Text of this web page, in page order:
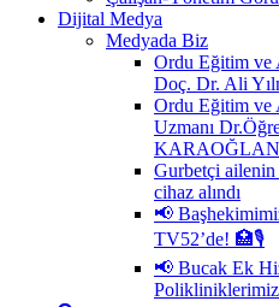
Dijital Medya
Medyada Biz
Ordu Eğitim ve
Doç. Dr. Ali
Ordu Eğitim ve
Uzmanı
Gurbetçi ailenin
cihaz alındı
📢
TV52’de! 🏥🎙
📢 Bucak Ek
Polikliniklerimiz